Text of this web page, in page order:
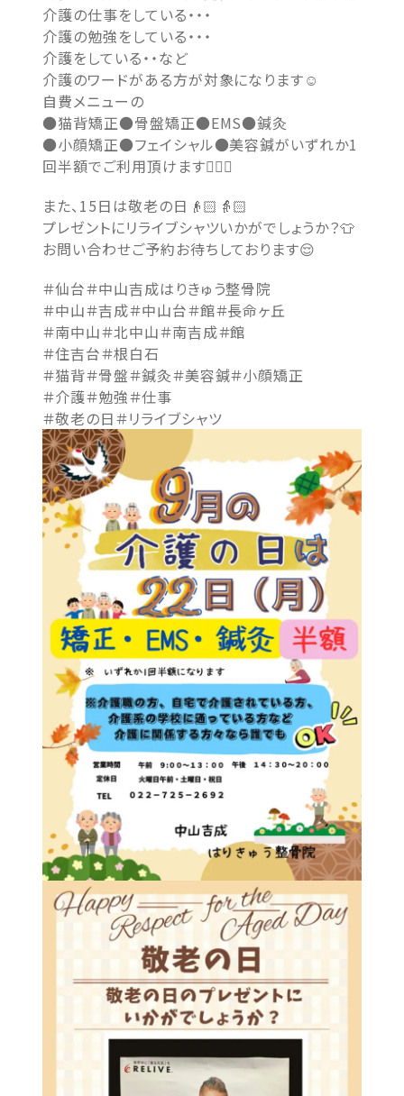
介護の仕事をしている・・・
介護の勉強をしている・・・
介護をしている・・など
介護のワードがある方が対象になります☺️
自費メニューの
●猫背矯正●骨盤矯正●EMS●鍼灸
●小顔矯正●フェイシャル●美容鍼がいずれか1
回半額でご利用頂けます💁🏻‍♀️
また、15日は敬老の日👴🏻👵🏻
プレゼントにリライブシャツいかがでしょうか？👕
お問い合わせご予約お待ちしております😌
＃仙台＃中山吉成はりきゅう整骨院
＃中山＃吉成＃中山台＃館＃長命ヶ丘
＃南中山＃北中山＃南吉成＃館
＃住吉台＃根白石
＃猫背＃骨盤＃鍼灸＃美容鍼＃小顔矯正
＃介護＃勉強＃仕事
＃敬老の日＃リライブシャツ